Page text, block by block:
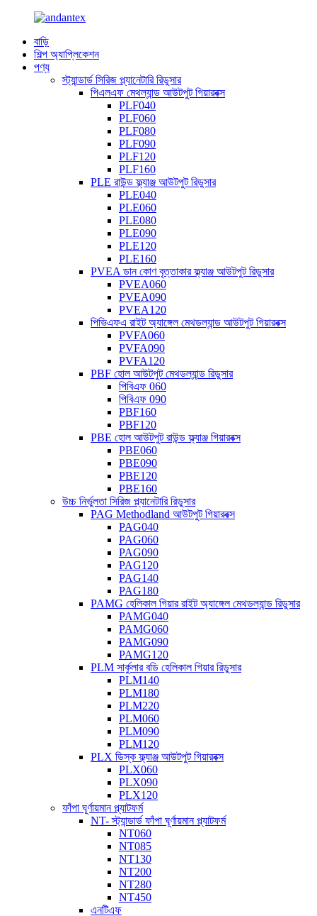
বাড়ি
শিল্প অ্যাপ্লিকেশন
পণ্য
স্ট্যান্ডার্ড সিরিজ প্ল্যানেটারি রিডুসার
পিএলএফ মেথল্যান্ড আউটপুট গিয়ারবক্স
PLF040
PLF060
PLF080
PLF090
PLF120
PLF160
PLE রাউন্ড ফ্ল্যাঞ্জ আউটপুট রিডুসার
PLE040
PLE060
PLE080
PLE090
PLE120
PLE160
PVEA ডান কোণ বৃত্তাকার ফ্ল্যাঞ্জ আউটপুট রিডুসার
PVEA060
PVEA090
PVEA120
পিভিএফএ রাইট অ্যাঙ্গেল মেথডল্যান্ড আউটপুট গিয়ারবক্স
PVFA060
PVFA090
PVFA120
PBF হোল আউটপুট মেথডল্যান্ড রিডুসার
পিবিএফ 060
পিবিএফ 090
PBF160
PBF120
PBE হোল আউটপুট রাউন্ড ফ্ল্যাঞ্জ গিয়ারবক্স
PBE060
PBE090
PBE120
PBE160
উচ্চ নির্ভুলতা সিরিজ প্ল্যানেটারি রিডুসার
PAG Methodland আউটপুট গিয়ারবক্স
PAG040
PAG060
PAG090
PAG120
PAG140
PAG180
PAMG হেলিকাল গিয়ার রাইট অ্যাঙ্গেল মেথডল্যান্ড রিডুসার
PAMG040
PAMG060
PAMG090
PAMG120
PLM সার্কুলার বডি হেলিকাল গিয়ার রিডুসার
PLM140
PLM180
PLM220
PLM060
PLM090
PLM120
PLX ডিস্ক ফ্ল্যাঞ্জ আউটপুট গিয়ারবক্স
PLX060
PLX090
PLX120
ফাঁপা ঘূর্ণায়মান প্ল্যাটফর্ম
NT- স্ট্যান্ডার্ড ফাঁপা ঘূর্ণায়মান প্ল্যাটফর্ম
NT060
NT085
NT130
NT200
NT280
NT450
এনটিএফ